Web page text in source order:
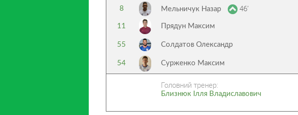
8 Мельничук Назар 46’
11 Прядун Максим
55 Солдатов Олександр
54 Сурженко Максим
Головний тренер:
Близнюк Ілля Владиславович